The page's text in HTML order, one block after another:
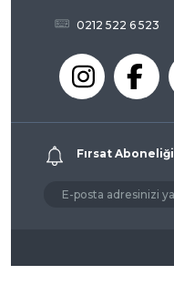
0212 522 6 523
Fırsat Aboneliği